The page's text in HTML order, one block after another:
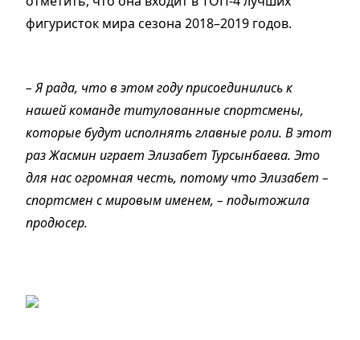
фигуристок мира сезона 2018–2019 годов.
– Я рада, что в этом году присоединились к
нашей команде титулованные спортсмены,
которые будут исполнять главные роли. В этот
раз Жасмин играет Элизабет Турсынбаева. Это
для нас огромная честь, потому что Элизабет –
спортсмен с мировым именем, – подытожила
продюсер.